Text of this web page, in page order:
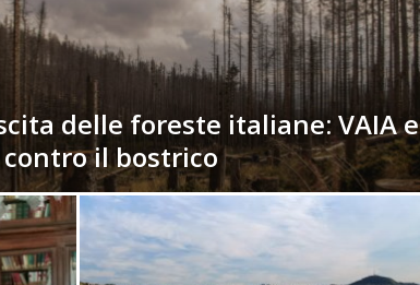
delle foreste italiane: VAIA e
il bostrico